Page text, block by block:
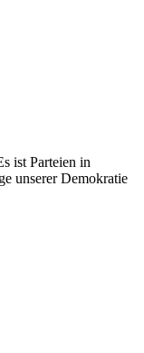
ist Parteien in
unserer Demokratie